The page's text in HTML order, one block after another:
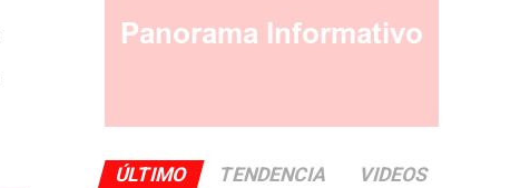
ÚLTIMO TENDENCIA VIDEOS